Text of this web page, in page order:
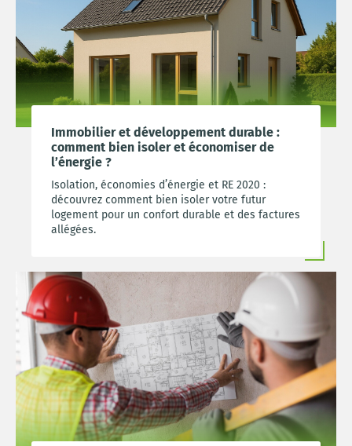
Immobilier et développement durable :
comment bien isoler et économiser de
l’énergie ?
Isolation, économies d’énergie et RE 2020 :
découvrez comment bien isoler votre futur
logement pour un confort durable et des factures
allégées.